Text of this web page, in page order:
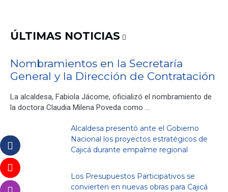
ÚLTIMAS NOTICIAS
Nombramientos en la Secretaría
General y la Dirección de Contratación
La alcaldesa, Fabiola Jácome, oficializó el nombramiento de
la doctora Claudia Milena Poveda como …
Alcaldesa presentó ante el Gobierno
Nacional los proyectos estratégicos de
Cajicá durante empalme regional
Los Presupuestos Participativos se
convierten en nuevas obras para Cajicá